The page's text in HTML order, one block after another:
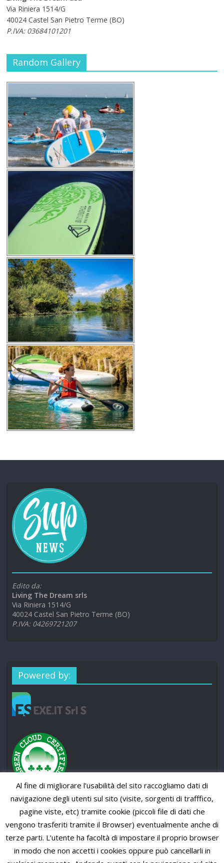
Via Riniera 1514/G
40024 Castel San Pietro Terme (BO)
P.IVA: 03684101201
Random Gallery
Edito da:
Living The Dream srls
Via Riniera 1514/G
40024 Castel San Pietro Terme (BO)
P.IVA: 04269721207
Powered by:
Al fine di migliorare l’usabilità del sito raccogliamo dati di
navigazione degli utenti sul sito (visite, sorgenti di trafffico,
pagine viste, etc) tramite cookie (piccoli file di dati che
vengono trasferiti tramite il Browser) eventualmente anche di
terze parti. L’utente ha facoltà di impostare il proprio browser
in modo che non accetti i cookies oppure può cancellarli in